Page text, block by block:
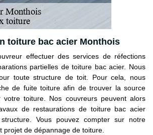
toiture bac acier Monthois
effectuer des services de réfections
partielles de toiture bac acier. Nous
toute structure de toit. Pour cela, nous
de fuite toiture afin de trouver la source
votre toiture. Nos couvreurs peuvent alors
de restaurations de toiture bac acier
Vous pouvez compter sur notre
projet de dépannage de toiture.